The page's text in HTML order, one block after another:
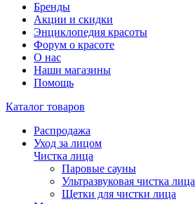
Бренды
Акции и скидки
Энциклопедия красоты
Форум о красоте
О нас
Наши магазины
Помощь
Каталог товаров
Распродажа
Уход за лицом
Чистка лица
Паровые сауны
Ультразвуковая чистка лица
Щетки для чистки лица